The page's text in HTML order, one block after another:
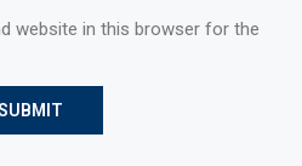
website in this browser for the